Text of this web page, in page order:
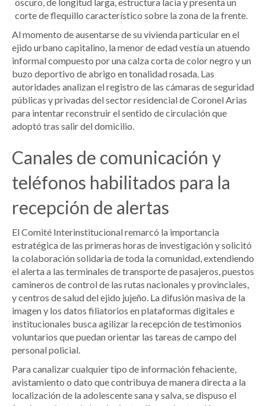
corte de flequillo característico sobre la zona de la frente.
Al momento de ausentarse de su vivienda particular en el
ejido urbano capitalino, la menor de edad vestía un atuendo
informal compuesto por una calza corta de color negro y un
buzo deportivo de abrigo en tonalidad rosada. Las
autoridades analizan el registro de las cámaras de seguridad
públicas y privadas del sector residencial de Coronel Arias
para intentar reconstruir el sentido de circulación que
adoptó tras salir del domicilio.
Canales de comunicación y
teléfonos habilitados para la
recepción de alertas
El Comité Interinstitucional remarcó la importancia
estratégica de las primeras horas de investigación y solicitó
la colaboración solidaria de toda la comunidad, extendiendo
el alerta a las terminales de transporte de pasajeros, puestos
camineros de control de las rutas nacionales y provinciales,
y centros de salud del ejido jujeño. La difusión masiva de la
imagen y los datos filiatorios en plataformas digitales e
institucionales busca agilizar la recepción de testimonios
voluntarios que puedan orientar las tareas de campo del
personal policial.
Para canalizar cualquier tipo de información fehaciente,
avistamiento o dato que contribuya de manera directa a la
localización de la adolescente sana y salva, se dispuso el